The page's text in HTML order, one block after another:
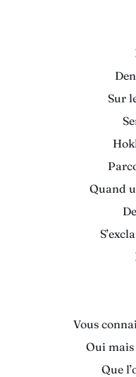
Sur
Quand
Vous
Oui mais
Que